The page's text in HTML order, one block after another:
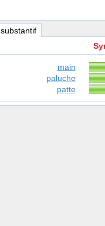
, substantif
main
paluche
patte